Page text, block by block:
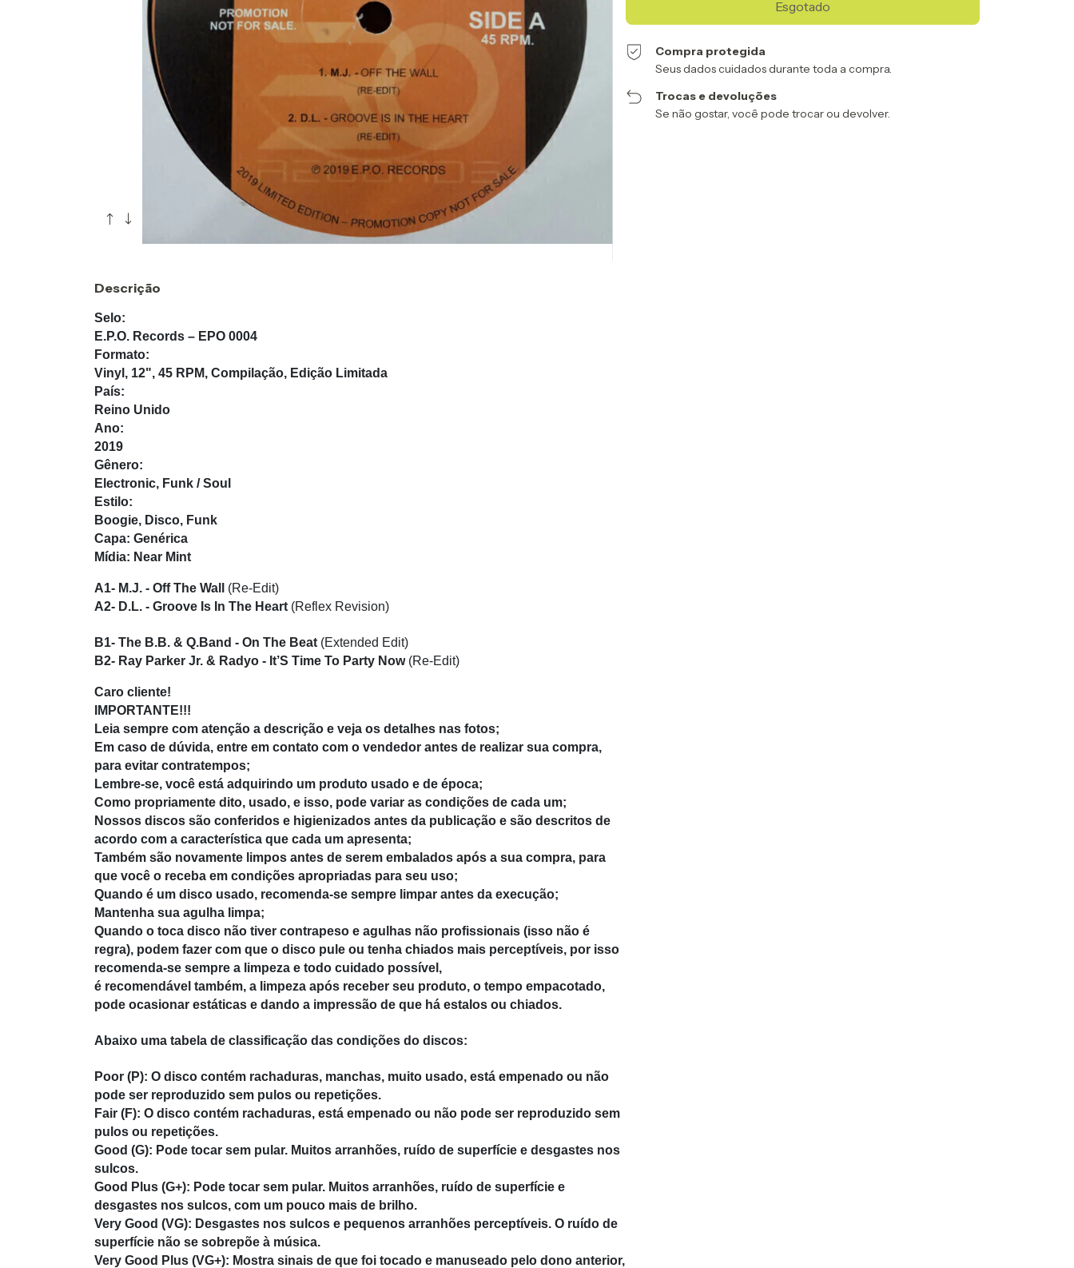
Compra protegida
Seus dados cuidados durante toda a compra.
Trocas e devoluções
Se não gostar, você pode trocar ou devolver.
Descrição
Selo:
E.P.O. Records ‎– EPO 0004
Formato:
Vinyl, 12", 45 RPM, Compilação, Edição Limitada
País:
Reino Unido
Ano:
2019
Gênero:
Electronic, Funk / Soul
Estilo:
Boogie, Disco, Funk
Capa: Genérica
Mídia: Near Mint
A1- M.J. - Off The Wall (Re-Edit)
A2- D.L. - Groove Is In The Heart (Reflex Revision)
B1- The B.B. & Q.Band - On The Beat (Extended Edit)
B2- Ray Parker Jr. & Radyo - It’S Time To Party Now (Re-Edit)
Caro cliente!
IMPORTANTE!!!
Leia sempre com atenção a descrição e veja os detalhes nas fotos;
Em caso de dúvida, entre em contato com o vendedor antes de realizar sua compra,
para evitar contratempos;
Lembre-se, você está adquirindo um produto usado e de época;
Como propriamente dito, usado, e isso, pode variar as condições de cada um;
Nossos discos são conferidos e higienizados antes da publicação e são descritos de
acordo com a característica que cada um apresenta;
Também são novamente limpos antes de serem embalados após a sua compra, para
que você o receba em condições apropriadas para seu uso;
Quando é um disco usado, recomenda-se sempre limpar antes da execução;
Mantenha sua agulha limpa;
Quando o toca disco não tiver contrapeso e agulhas não profissionais (isso não é
regra), podem fazer com que o disco pule ou tenha chiados mais perceptíveis, por isso
recomenda-se sempre a limpeza e todo cuidado possível,
é recomendável também, a limpeza após receber seu produto, o tempo empacotado,
pode ocasionar estáticas e dando a impressão de que há estalos ou chiados.
Abaixo uma tabela de classificação das condições do discos:
Poor (P): O disco contém rachaduras, manchas, muito usado, está empenado ou não
pode ser reproduzido sem pulos ou repetições.
Fair (F): O disco contém rachaduras, está empenado ou não pode ser reproduzido sem
pulos ou repetições.
Good (G): Pode tocar sem pular. Muitos arranhões, ruído de superfície e desgastes nos
sulcos.
Good Plus (G+): Pode tocar sem pular. Muitos arranhões, ruído de superfície e
desgastes nos sulcos, com um pouco mais de brilho.
Very Good (VG): Desgastes nos sulcos e pequenos arranhões perceptíveis. O ruído de
superfície não se sobrepõe à música.
Very Good Plus (VG+): Mostra sinais de que foi tocado e manuseado pelo dono anterior,